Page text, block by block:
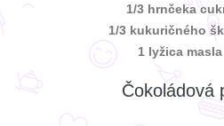
1/3 hrnčeka
1/3 kukuričného
1 lyžica
Čokoládová